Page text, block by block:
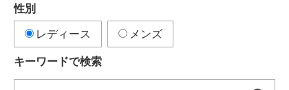
性別
レディース メンズ
キーワードで検索